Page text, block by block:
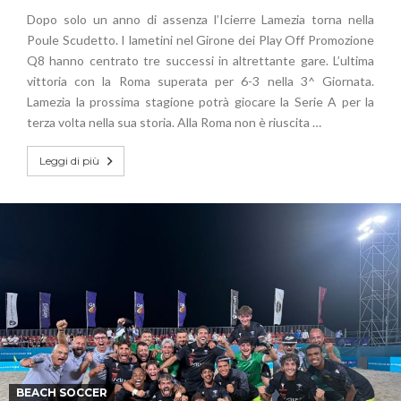
Dopo solo un anno di assenza l’Icierre Lamezia torna nella
Poule Scudetto. I lametini nel Girone dei Play Off Promozione
Q8 hanno centrato tre successi in altrettante gare. L’ultima
vittoria con la Roma superata per 6-3 nella 3^ Giornata.
Lamezia la prossima stagione potrà giocare la Serie A per la
terza volta nella sua storia. Alla Roma non è riuscita …
Leggi di più
BEACH SOCCER